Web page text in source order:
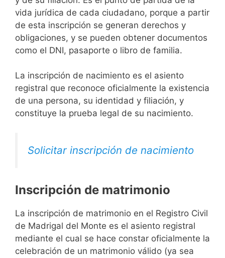
vida jurídica de cada ciudadano, porque a partir
de esta inscripción se generan derechos y
obligaciones, y se pueden obtener documentos
como el DNI, pasaporte o libro de familia.
La inscripción de nacimiento es el asiento
registral que reconoce oficialmente la existencia
de una persona, su identidad y filiación, y
constituye la prueba legal de su nacimiento.
Solicitar inscripción de nacimiento
Inscripción de matrimonio
La inscripción de matrimonio en el Registro Civil
de Madrigal del Monte es el asiento registral
mediante el cual se hace constar oficialmente la
celebración de un matrimonio válido (ya sea